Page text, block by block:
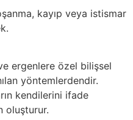
kayıp veya istismar
ergenlere özel bilişsel
yöntemlerdendir.
kendilerini ifade
oluşturur.